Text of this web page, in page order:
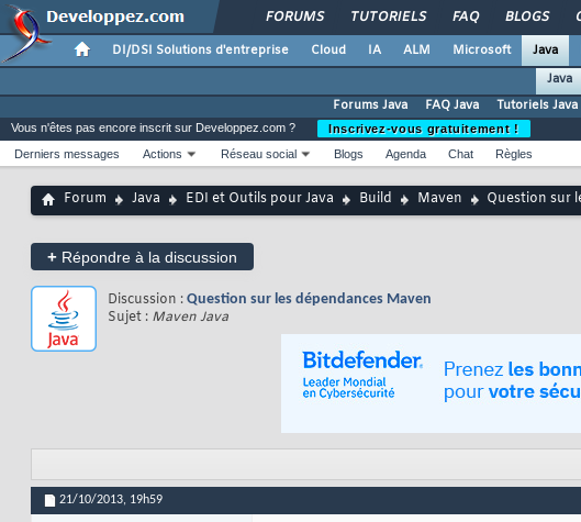
FORUMS TUTORIELS FAQ BLOGS
DI/DSI Solutions d'entreprise Cloud IA ALM Microsoft Java
Java
Forums Java
FAQ Java Tutoriels Java
Vous n'êtes pas encore inscrit sur Developpez.com ?
Inscrivez-vous gratuitement !
Derniers messages
Actions Réseau social Blogs Agenda Chat Règles
Forum Java EDI et Outils pour Java Build Maven Question sur
+ Répondre à la discussion
Discussion : Question sur les dépendances Maven
Sujet : Maven Java
21/10/2013, 19h59